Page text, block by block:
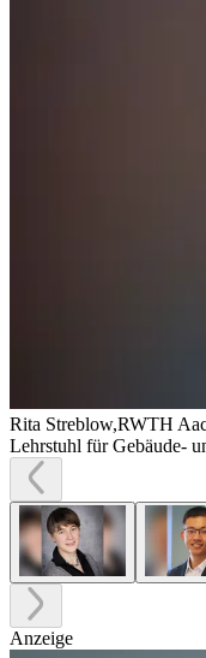
Rita Streblow,RWTH
Lehrstuhl für Gebäude-
Anzeige